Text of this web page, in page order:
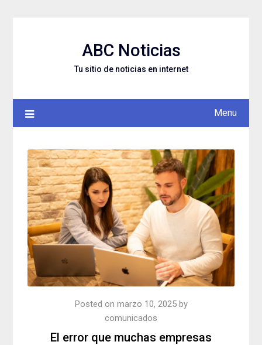
ABC Noticias
Tu sitio de noticias en internet
Menu
El error que muchas empresas
Posted on marzo 10, 2025by
comunicados